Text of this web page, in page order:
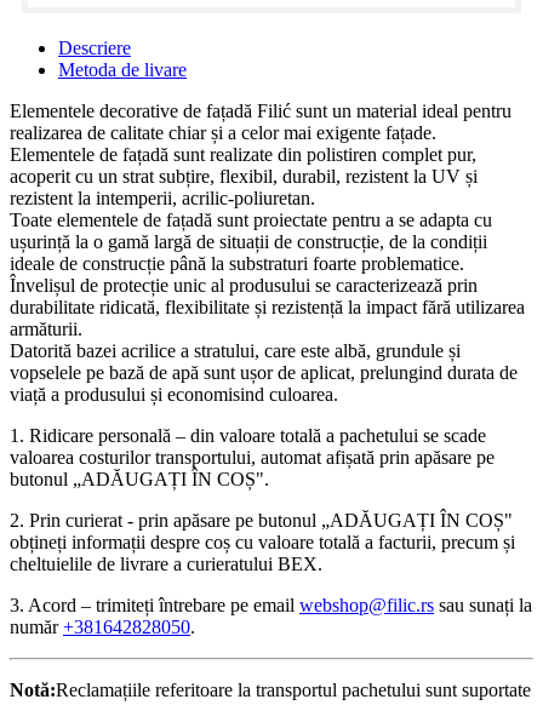
Descriere
Metoda de livare
Elementele decorative de fațadă Filić sunt un material ideal pentru
realizarea de calitate chiar și a celor mai exigente fațade.
Elementele de fațadă sunt realizate din polistiren complet pur,
acoperit cu un strat subțire, flexibil, durabil, rezistent la UV și
rezistent la intemperii, acrilic-poliuretan.
Toate elementele de fațadă sunt proiectate pentru a se adapta cu
ușurință la o gamă largă de situații de construcție, de la condiții
ideale de construcție până la substraturi foarte problematice.
Învelișul de protecție unic al produsului se caracterizează prin
durabilitate ridicată, flexibilitate și rezistență la impact fără utilizarea
armăturii.
Datorită bazei acrilice a stratului, care este albă, grundule și
vopselele pe bază de apă sunt ușor de aplicat, prelungind durata de
viață a produsului și economisind culoarea.
1. Ridicare personală – din valoare totală a pachetului se scade
valoarea costurilor transportului, automat afișată prin apăsare pe
butonul „ADĂUGAȚI ÎN COȘ".
2. Prin curierat - prin apăsare pe butonul „ADĂUGAȚI ÎN COȘ"
obțineți informații despre coș cu valoare totală a facturii, precum și
cheltuielile de livrare a curieratului BEX.
3. Acord – trimiteți întrebare pe email webshop@filic.rs sau sunați la
număr+381642828050.
Notă:Reclamațiile referitoare la transportul pachetului sunt suportate